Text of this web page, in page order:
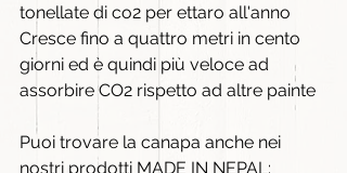
tonellate di co2 per ettaro all'anno
Cresce fino a quattro metri in cento
giorni ed è quindi più veloce ad
assorbire CO2 rispetto ad altre painte
Puoi trovare la canapa anche nei
nostri prodotti MADE IN NEPAL: